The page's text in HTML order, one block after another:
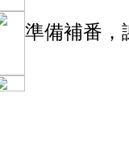
準備補番，